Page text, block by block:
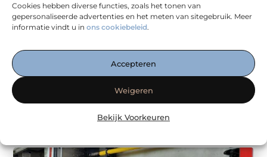
Cookies hebben diverse functies, zoals het tonen van
gepersonaliseerde advertenties en het meten van sitegebruik. Meer
informatie vindt u in ons cookiebeleid.
Accepteren
Weigeren
Bekijk Voorkeuren
Aanbiedingen
Wat je moet weten over het onderhouden van
sloten en sleutels